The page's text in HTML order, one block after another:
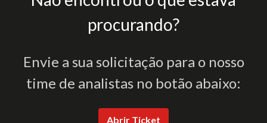
procurando?
Envie a sua solicitação para o nosso
time de analistas no botão abaixo:
Abrir Ticket